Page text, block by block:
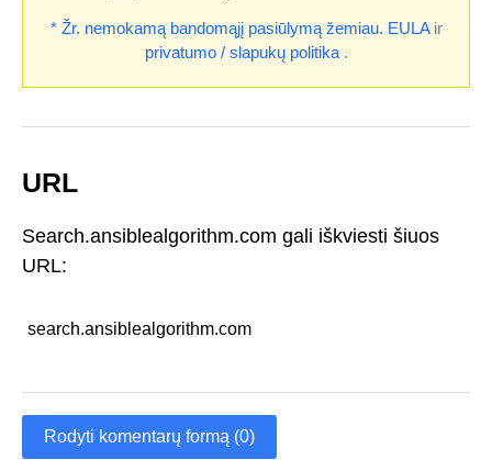
* Žr. nemokamą bandomąjį pasiūlymą žemiau. EULAir
privatumo / slapukų politika.
URL
Search.ansiblealgorithm.com gali iškviesti šiuos
URL:
search.ansiblealgorithm.com
Rodyti komentarų formą (0)